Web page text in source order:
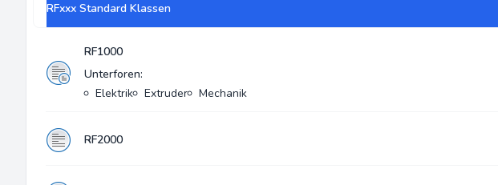
RFxxx Standard Klassen
RF1000
Unterforen:
Elektrik
Extruder Mechanik
RF2000